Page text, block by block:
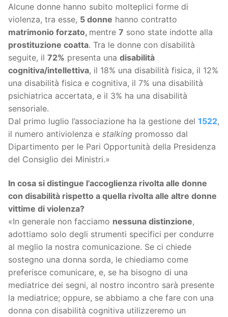
Alcune donne hanno subito molteplici forme di
violenza, tra esse, 5 donne hanno contratto
matrimonio forzato, mentre 7 sono state indotte alla
prostituzione coatta. Tra le donne con disabilità
seguite, il 72% presenta una disabilità
cognitiva/intellettiva, il 18% una disabilità fisica, il 12%
una disabilità fisica e cognitiva, il 7% una disabilità
psichiatrica accertata, e il 3% ha una disabilità
sensoriale.
Dal primo luglio l’associazione ha la gestione del 1522,
il numero antiviolenza e stalking promosso dal
Dipartimento per le Pari Opportunità della Presidenza
del Consiglio dei Ministri.»
In cosa si distingue l’accoglienza rivolta alle donne
con disabilità rispetto a quella rivolta alle altre donne
vittime di violenza?
«In generale non facciamo nessuna distinzione,
adottiamo solo degli strumenti specifici per condurre
al meglio la nostra comunicazione. Se ci chiede
sostegno una donna sorda, le chiediamo come
preferisce comunicare, e, se ha bisogno di una
mediatrice dei segni, al nostro incontro sarà presente
la mediatrice; oppure, se abbiamo a che fare con una
donna con disabilità cognitiva utilizzeremo un